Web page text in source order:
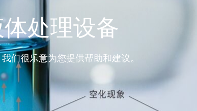
处理设备
们很乐意为您提供帮助和建议。